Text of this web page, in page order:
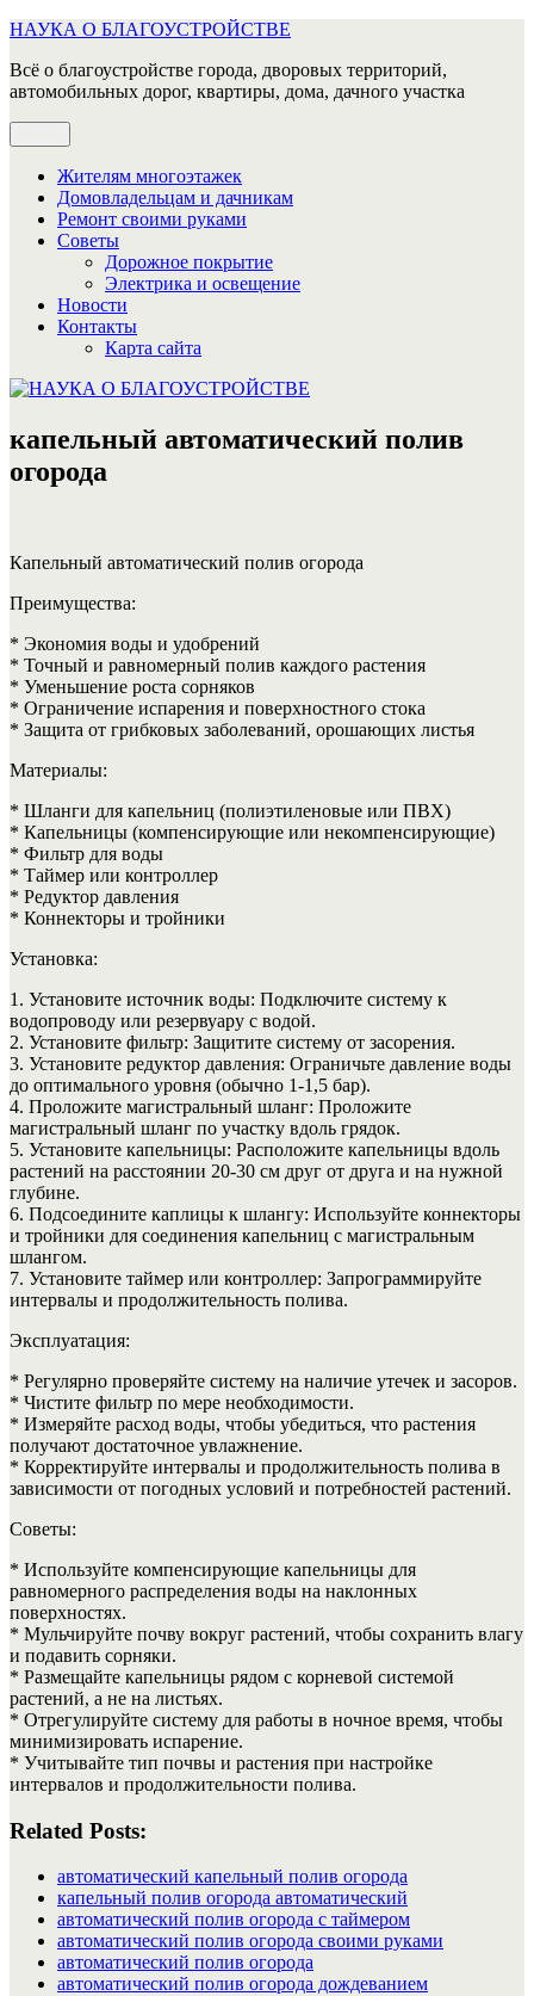
Перейти
содержимому
НАУКА О БЛАГОУСТРОЙСТВЕ
Всё о благоустройстве города, дворовых территорий,
автомобильных дорог, квартиры, дома, дачного участка
Жителям многоэтажек
Домовладельцам и дачникам
Ремонт своими руками
Советы
Дорожное покрытие
Электрика и освещение
Новости
Контакты
Карта сайта
капельный автоматический полив
огорода
Капельный автоматический полив огорода
Преимущества:
* Экономия воды и удобрений
* Точный и равномерный полив каждого растения
* Уменьшение роста сорняков
* Ограничение испарения и поверхностного стока
* Защита от грибковых заболеваний, орошающих листья
Материалы:
* Шланги для капельниц (полиэтиленовые или ПВХ)
* Капельницы (компенсирующие или некомпенсирующие)
* Фильтр для воды
* Таймер или контроллер
* Редуктор давления
* Коннекторы и тройники
Установка:
1. Установите источник воды: Подключите систему к
водопроводу или резервуару с водой.
2. Установите фильтр: Защитите систему от засорения.
3. Установите редуктор давления: Ограничьте давление воды
до оптимального уровня (обычно 1-1,5 бар).
4. Проложите магистральный шланг: Проложите
магистральный шланг по участку вдоль грядок.
5. Установите капельницы: Расположите капельницы вдоль
растений на расстоянии 20-30 см друг от друга и на нужной
глубине.
6. Подсоедините каплицы к шлангу: Используйте коннекторы
и тройники для соединения капельниц с магистральным
шлангом.
7. Установите таймер или контроллер: Запрограммируйте
интервалы и продолжительность полива.
Эксплуатация:
* Регулярно проверяйте систему на наличие утечек и засоров.
* Чистите фильтр по мере необходимости.
* Измеряйте расход воды, чтобы убедиться, что растения
получают достаточное увлажнение.
* Корректируйте интервалы и продолжительность полива в
зависимости от погодных условий и потребностей растений.
Советы:
* Используйте компенсирующие капельницы для
равномерного распределения воды на наклонных
поверхностях.
* Мульчируйте почву вокруг растений, чтобы сохранить влагу
и подавить сорняки.
* Размещайте капельницы рядом с корневой системой
растений, а не на листьях.
* Отрегулируйте систему для работы в ночное время, чтобы
минимизировать испарение.
* Учитывайте тип почвы и растения при настройке
интервалов и продолжительности полива.
Related Posts:
автоматический капельный полив огорода
капельный полив огорода автоматический
автоматический полив огорода с таймером
автоматический полив огорода своими руками
автоматический полив огорода
автоматический полив огорода дождеванием